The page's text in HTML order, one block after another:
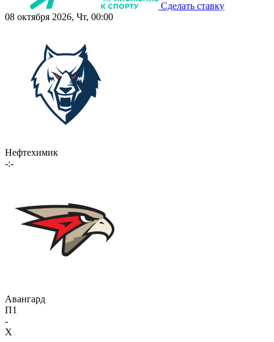
Сделать ставку
08 октября 2026, Чт, 00:00
Нефтехимик
-:-
Авангард
П1
-
X